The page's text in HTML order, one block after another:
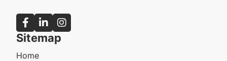
Sitemap
Home